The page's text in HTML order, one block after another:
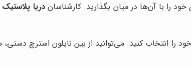
را با آن‌ها در میان بگذارید. کارشناساندریا پلاستیک